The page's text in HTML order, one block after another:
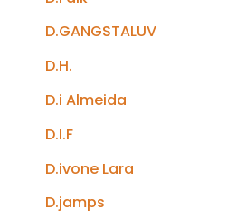
D.GANGSTALUV
D.H.
D.i Almeida
D.I.F
D.ivone Lara
D.jamps